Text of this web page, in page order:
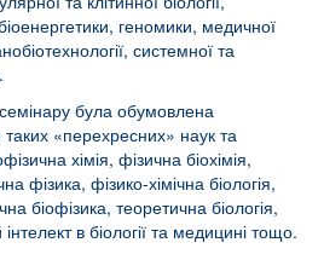
геномики, медичної
системної та
була обумовлена
«перехресних» наук та
хімія, фізична біохімія,
фізика, фізико-хімічна біологія,
біофізика, теоретична біологія,
в біології та медицині тощо.